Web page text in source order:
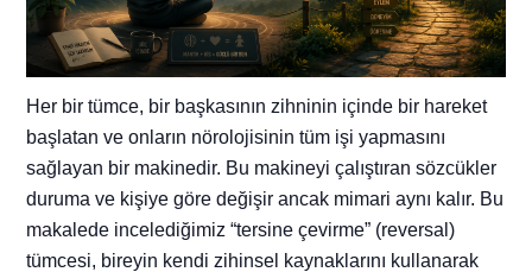
Her bir tümce, bir başkasının zihninin içinde bir hareket
başlatan ve onların nörolojisinin tüm işi yapmasını
sağlayan bir makinedir. Bu makineyi çalıştıran sözcükler
duruma ve kişiye göre değişir ancak mimari aynı kalır. Bu
makalede incelediğimiz “tersine çevirme” (reversal)
tümcesi, bireyin kendi zihinsel kaynaklarını kullanarak